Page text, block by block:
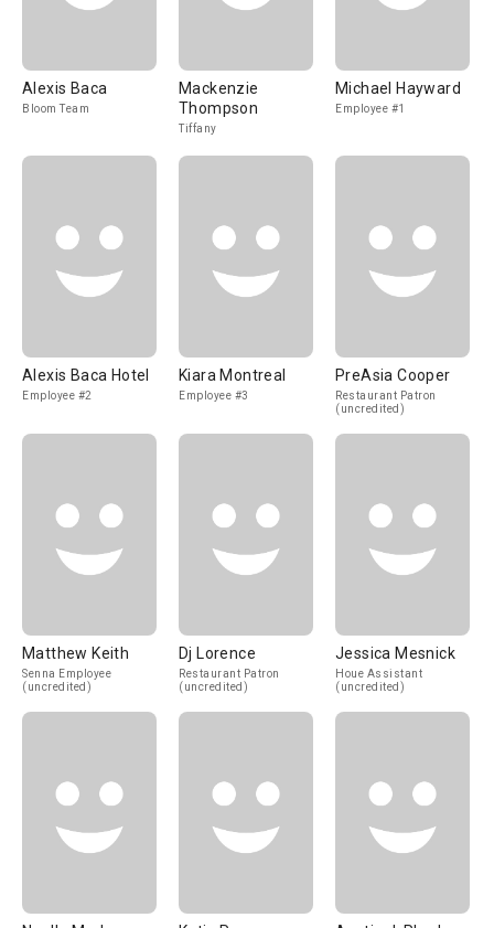
Alexis Baca
Bloom Team
Mackenzie
Thompson
Tiffany
Michael Hayward
Employee #1
Alexis Baca Hotel
Employee #2
Kiara Montreal
Employee #3
PreAsia Cooper
Restaurant Patron
(uncredited)
Matthew Keith
Senna Employee
(uncredited)
Dj Lorence
Restaurant Patron
(uncredited)
Jessica Mesnick
Houe Assistant
(uncredited)